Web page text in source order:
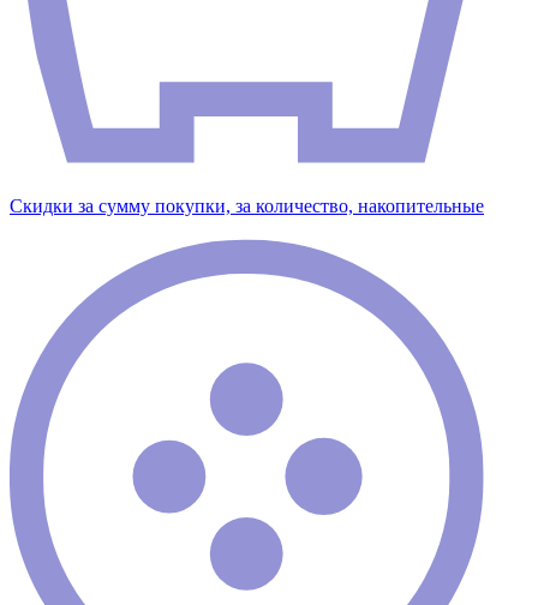
Скидки за сумму покупки, за количество, накопительные